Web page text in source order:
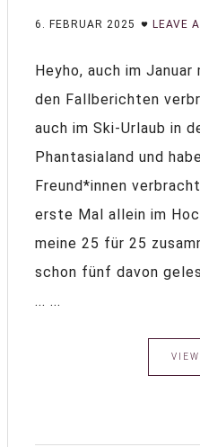
6. FEBRUAR 2025 LEAVE
Heyho, auch im
den Fallberichten
auch im Ski-Urlaub in
Phantasialand und
Freund*innen
erste Mal allein im
meine 25 für 25
schon fünf davon
... ...
VIEW